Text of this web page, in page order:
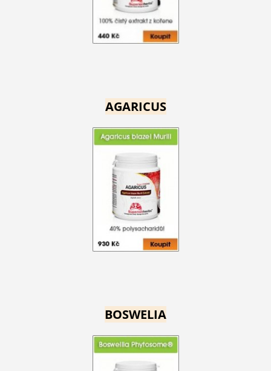
AGARICUS
BOSWELIA